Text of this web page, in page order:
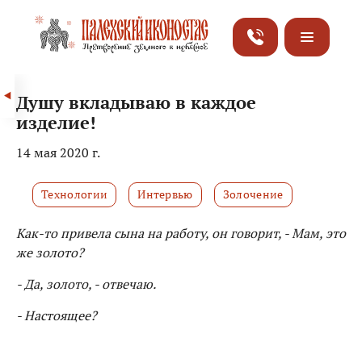
Душу вкладываю в каждое
изделие!
14 мая 2020 г.
Технологии Интервью Золочение
Как-то привела сына на работу, он говорит, - Мам, это
же золото?
- Да, золото, - отвечаю.
- Настоящее?